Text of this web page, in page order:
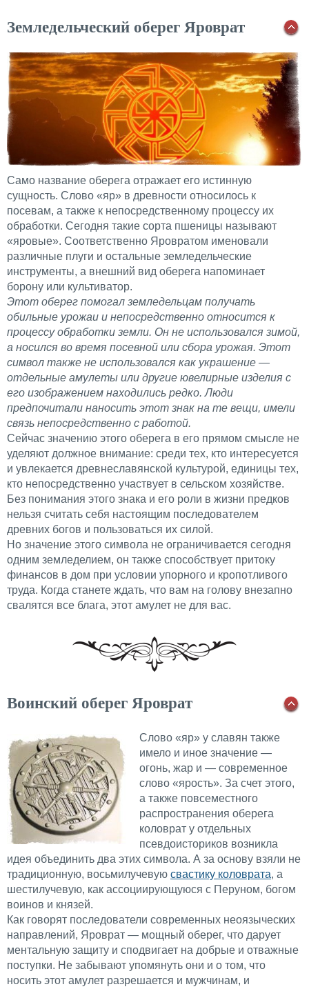
Земледельческий оберег Яроврат
Само название оберега отражает его истинную
сущность. Слово «яр» в древности относилось к
посевам, а также к непосредственному процессу их
обработки. Сегодня такие сорта пшеницы называют
«яровые». Соответственно Яровратом именовали
различные плуги и остальные земледельческие
инструменты, а внешний вид оберега напоминает
борону или культиватор.
Этот оберег помогал земледельцам получать
обильные урожаи и непосредственно относится к
процессу обработки земли. Он не использовался зимой,
а носился во время посевной или сбора урожая. Этот
символ также не использовался как украшение —
отдельные амулеты или другие ювелирные изделия с
его изображением находились редко. Люди
предпочитали наносить этот знак на те вещи, имели
связь непосредственно с работой.
Сейчас значению этого оберега в его прямом смысле не
уделяют должное внимание: среди тех, кто интересуется
и увлекается древнеславянской культурой, единицы тех,
кто непосредственно участвует в сельском хозяйстве.
Без понимания этого знака и его роли в жизни предков
нельзя считать себя настоящим последователем
древних богов и пользоваться их силой.
Но значение этого символа не ограничивается сегодня
одним земледелием, он также способствует притоку
финансов в дом при условии упорного и кропотливого
труда. Когда станете ждать, что вам на голову внезапно
свалятся все блага, этот амулет не для вас.
Воинский оберег Яроврат
Слово «яр» у славян также
имело и иное значение —
огонь, жар и — современное
слово «ярость». За счет этого,
а также повсеместного
распространения оберега
коловрат у отдельных
псевдоисториков возникла
идея объединить два этих символа. А за основу взяли не
традиционную, восьмилучевую свастику коловрата, а
шестилучевую, как ассоциирующуюся с Перуном, богом
воинов и князей.
Как говорят последователи современных неоязыческих
направлений, Яроврат — мощный оберег, что дарует
ментальную защиту и сподвигает на добрые и отважные
поступки. Не забывают упомянуть они и о том, что
носить этот амулет разрешается и мужчинам, и